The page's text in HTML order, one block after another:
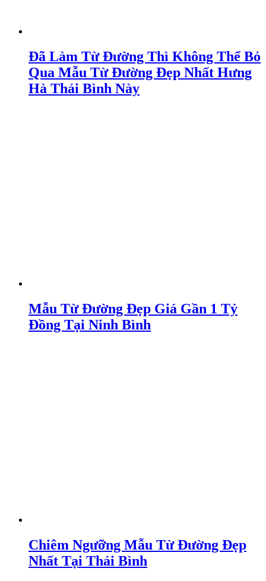
Đã Làm Từ Đường Thì Không Thể Bỏ
Qua Mẫu Từ Đường Đẹp Nhất Hưng
Hà Thái Bình Này
Mẫu Từ Đường Đẹp Giá Gần 1 Tỷ
Đồng Tại Ninh Bình
Chiêm Ngưỡng Mẫu Từ Đường Đẹp
Nhất Tại Thái Bình